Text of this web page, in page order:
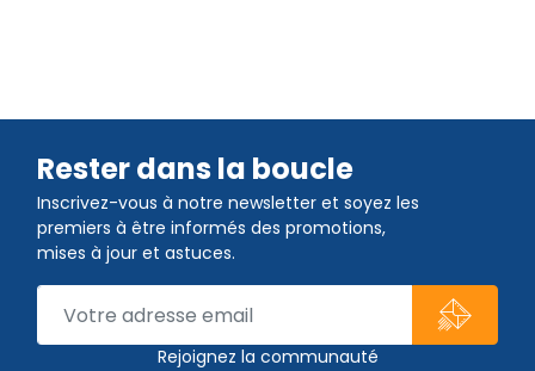
Rester dans la boucle
Inscrivez-vous à notre newsletter et soyez les
premiers à être informés des promotions,
mises à jour et astuces.
Rejoignez la communauté